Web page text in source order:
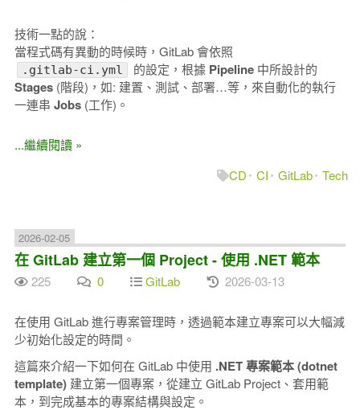
技術一點的說：
當程式碼有異動的時候時，GitLab 會依照
.gitlab-ci.yml 的設定，根據 Pipeline中所設計的
Stages(階段)，如: 建置、測試、部署…等，來自動化的執行
一連串 Jobs(工作)。
...繼續閱讀 »
CD
CI GitLab Tech
2026-02-05
在 GitLab 建立第一個 Project - 使用 .NET 範本
225 0 GitLab 2026-03-13
在使用 GitLab 進行專案管理時，透過範本建立專案可以大幅減
少初始化設定的時間。
這篇來介紹一下如何在 GitLab 中使用 .NET 專案範本 (dotnet
template)建立第一個專案，從建立 GitLab Project、套用範
本，到完成基本的專案結構與設定。